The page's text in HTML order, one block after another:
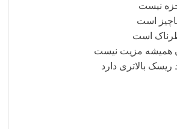
نیست
است
است
همیشه مزیت نیست
ریسک بالاتری دارد